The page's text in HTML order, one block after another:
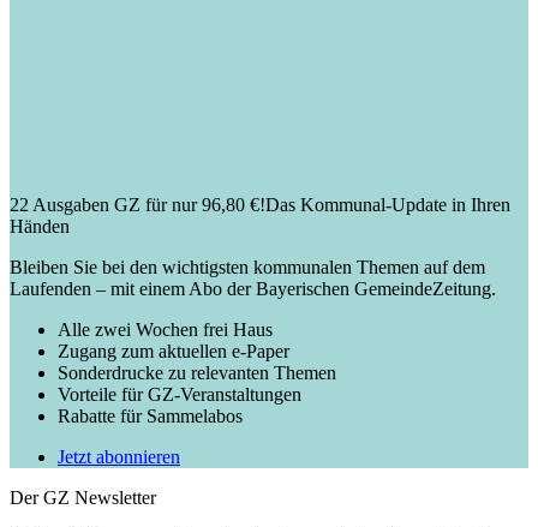
22 Ausgaben GZ für nur 96,80 €!Das Kommunal-Update in Ihren
Händen
Bleiben Sie bei den wichtigsten kommunalen Themen auf dem
Laufenden – mit einem Abo der Bayerischen GemeindeZeitung.
Alle zwei Wochen frei Haus
Zugang zum aktuellen e-Paper
Sonderdrucke zu relevanten Themen
Vorteile für GZ-Veranstaltungen
Rabatte für Sammelabos
Jetzt abonnieren
Der GZ Newsletter